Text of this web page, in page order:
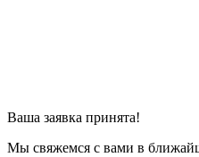
Ваша заявка принята!
Мы свяжемся с вами в